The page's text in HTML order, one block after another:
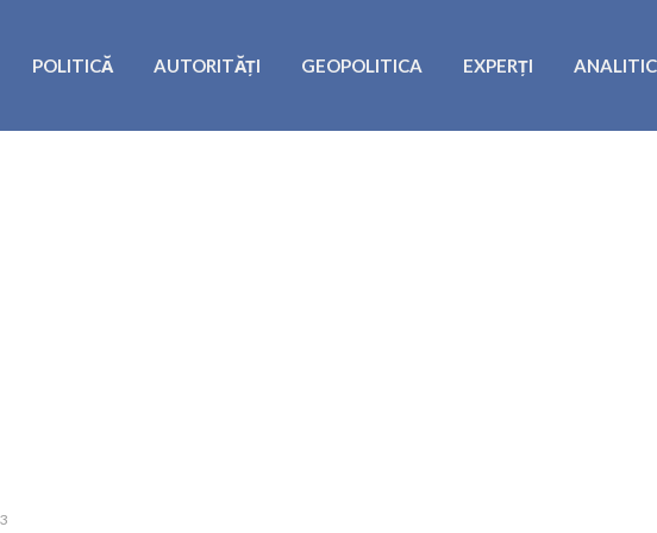
POLITICĂ AUTORITĂȚI GEOPOLITICA EXPERȚI